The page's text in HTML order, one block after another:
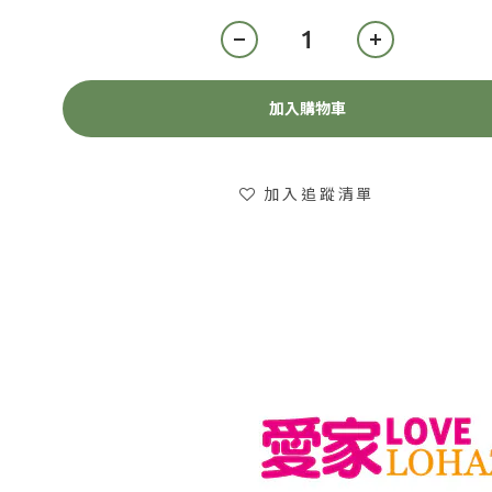
加入購物車
加入追蹤清單